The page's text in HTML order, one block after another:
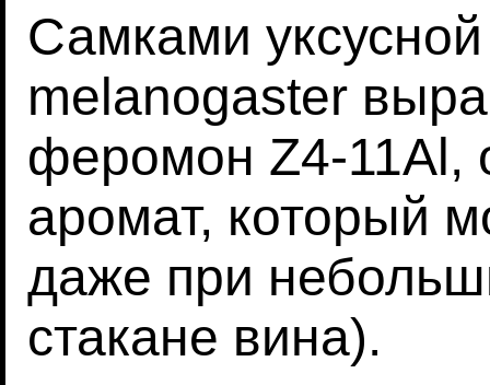
Самками
melanogaster
феромон Z4-11Al,
аромат, который
даже при
стакане вина).